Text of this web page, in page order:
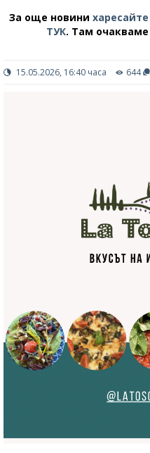
За още новини
ТУК. Там
15.05.2026, 16:40 часа 644